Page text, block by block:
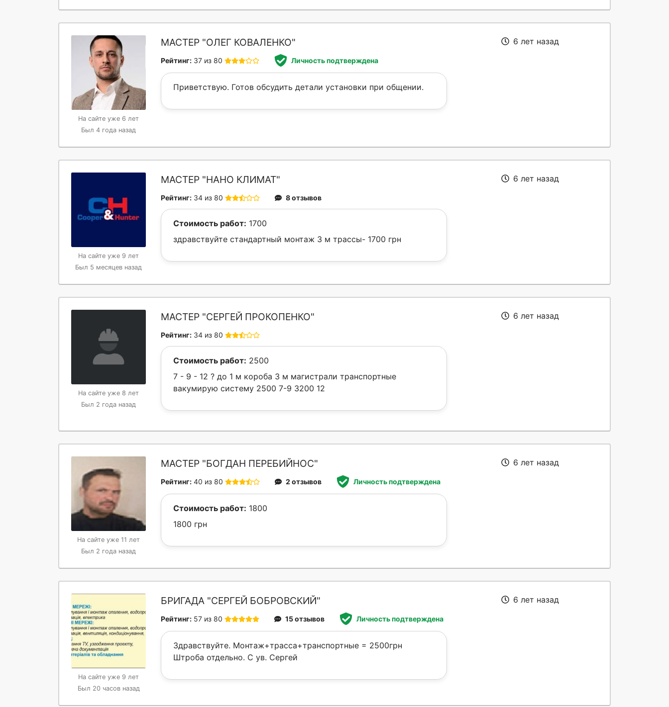
На сайте уже 6 лет
Был 4 года назад
МАСТЕР "ОЛЕГ КОВАЛЕНКО"
Рейтинг: 37 из 80 Личность подтверждена
Приветствую. Готов обсудить детали установки при общении.
6 лет назад
На сайте уже 9 лет
Был 5 месяцев назад
МАСТЕР "НАНО КЛИМАТ"
Рейтинг: 34 из 80 8 отзывов
Стоимость работ: 1700
здравствуйте стандартный монтаж 3 м трассы- 1700 грн
6 лет назад
На сайте уже 8 лет
Был 2 года назад
МАСТЕР "СЕРГЕЙ ПРОКОПЕНКО"
Рейтинг: 34 из 80
Стоимость работ: 2500
7 - 9 - 12 ? до 1 м короба 3 м магистрали транспортные
вакумирую систему 2500 7-9 3200 12
6 лет назад
На сайте уже 11 лет
Был 2 года назад
МАСТЕР "БОГДАН ПЕРЕБИЙНОС"
Рейтинг: 40 из 80 2 отзывов Личность подтверждена
Стоимость работ: 1800
1800 грн
6 лет назад
На сайте уже 9 лет
Был 20 часов назад
БРИГАДА "СЕРГЕЙ БОБРОВСКИЙ"
Рейтинг: 57 из 80 15 отзывов Личность подтверждена
Здравствуйте. Монтаж+трасса+транспортные = 2500грн
Штроба отдельно. С ув. Сергей
6 лет назад